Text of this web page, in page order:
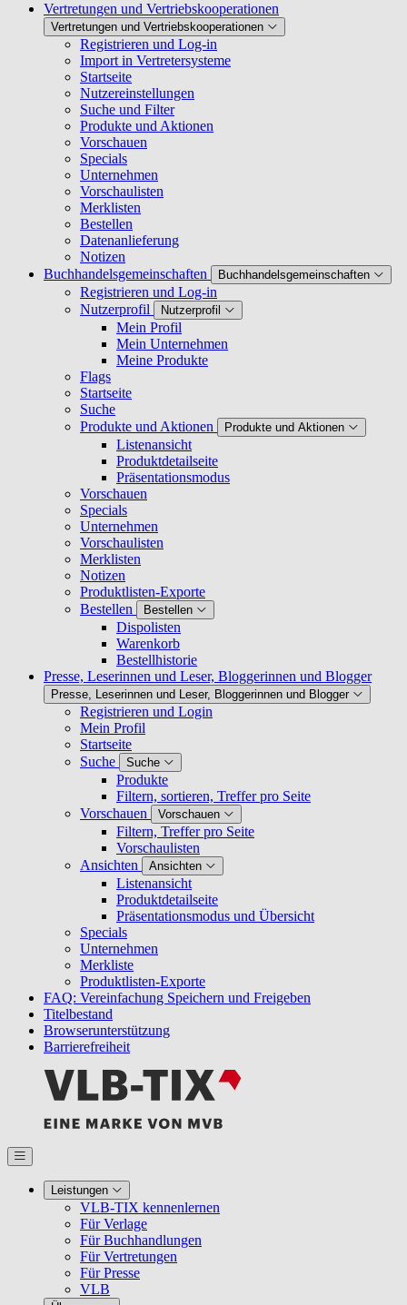
Vertretungen und Vertriebskooperationen
Vertretungen und Vertriebskooperationen
Registrieren und Log-in
Import in Vertretersysteme
Startseite
Nutzereinstellungen
Suche und Filter
Produkte und Aktionen
Vorschauen
Specials
Unternehmen
Vorschaulisten
Merklisten
Bestellen
Datenanlieferung
Notizen
Buchhandelsgemeinschaften
Buchhandelsgemeinschaften
Registrieren und Log-in
Nutzerprofil
Nutzerprofil
Mein Profil
Mein Unternehmen
Meine Produkte
Flags
Startseite
Suche
Produkte und Aktionen
Produkte und Aktionen
Listenansicht
Produktdetailseite
Präsentationsmodus
Vorschauen
Specials
Unternehmen
Vorschaulisten
Merklisten
Notizen
Produktlisten-Exporte
Bestellen
Bestellen
Dispolisten
Warenkorb
Bestellhistorie
Presse, Leserinnen und Leser, Bloggerinnen und Blogger
Presse, Leserinnen und Leser, Bloggerinnen und Blogger
Registrieren und Login
Mein Profil
Startseite
Suche
Suche
Produkte
Filtern, sortieren, Treffer pro Seite
Vorschauen
Vorschauen
Filtern, Treffer pro Seite
Vorschaulisten
Ansichten
Ansichten
Listenansicht
Produktdetailseite
Präsentationsmodus und Übersicht
Specials
Unternehmen
Merkliste
Produktlisten-Exporte
FAQ: Vereinfachung Speichern und Freigeben
Titelbestand
Browserunterstützung
Barrierefreiheit
Leistungen
VLB-TIX kennenlernen
Für Verlage
Für Buchhandlungen
Für Vertretungen
Für Presse
VLB